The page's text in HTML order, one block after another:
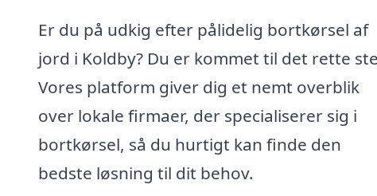
Er du på udkig efter pålidelig bortkørsel af
jord i Koldby? Du er kommet til det rette
Vores platform giver dig et nemt overblik
over lokale firmaer, der specialiserer sig i
bortkørsel, så du hurtigt kan finde den
bedste løsning til dit behov.